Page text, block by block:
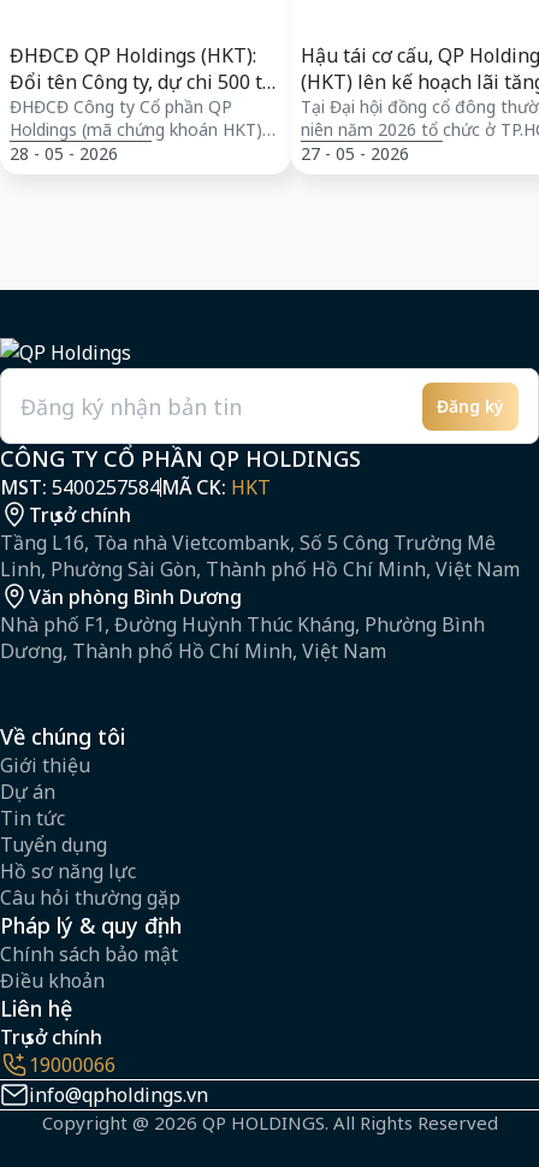
ĐHĐCĐ QP Holdings (HKT):
Đổi tên Công ty, dự chi 500 tỷ
đồng để M&A dự án bất động
sản
ĐHĐCĐ Công ty Cổ phần QP
Holdings (mã chứng khoán HKT)
đã thông qua nhiều tờ trình
28 - 05 - 2026
Hậu tái cơ cấu, QP
(HKT) lên kế hoạch lãi
578%, tham vọng làm dự
bất động sản nghìn tỷ ở
TP.HCM
Tại Đại hội đồng cổ đông
niên năm 2026 tổ chức ở
Công ty Cổ phần…
27 - 05 - 2026
Email Đăng ký
CÔNG TY CỔ PHẦN QP HOLDINGS
MST: 5400257584MÃ CK: HKT
Trụ sở chính
Tầng L16, Tòa nhà Vietcombank, Số 5 Công Trường Mê
Linh, Phường Sài Gòn, Thành phố Hồ Chí Minh, Việt Nam
Văn phòng Bình Dương
Nhà phố F1, Đường Huỳnh Thúc Kháng, Phường Bình
Dương, Thành phố Hồ Chí Minh, Việt Nam
Về chúng tôi
Giới thiệu
Dự án
Tin tức
Tuyển dụng
Hồ sơ năng lực
Câu hỏi thường gặp
Pháp lý & quy định
Chính sách bảo mật
Điều khoản
Liên hệ
Trụ sở chính
19000066
info@qpholdings.vn
Copyright @ 2026 QP HOLDINGS. All Rights Reserved